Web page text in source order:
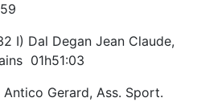
I) Dal Degan Jean Claude,
01h51:03
Gerard, Ass. Sport.